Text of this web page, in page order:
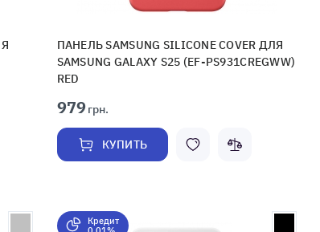
ПАНЕЛЬ SAMSUNG SILICONE COVER ДЛЯ
SAMSUNG GALAXY S25 (EF-PS931CREGWW)
RED
979грн.
КУПИТЬ
Кредит